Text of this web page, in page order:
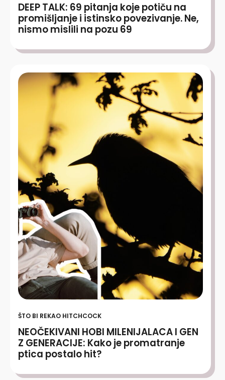
DEEP TALK: 69 pitanja koje potiču na
promišljanje i istinsko povezivanje. Ne,
nismo mislili na pozu 69
ŠTO BI REKAO HITCHCOCK
NEOČEKIVANI HOBI MILENIJALACA I GEN
Z GENERACIJE: Kako je promatranje
ptica postalo hit?